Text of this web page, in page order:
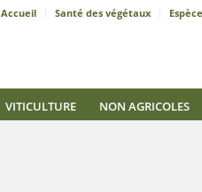
Accueil Santé des végétaux
VITICULTURE NON AGRICOLES